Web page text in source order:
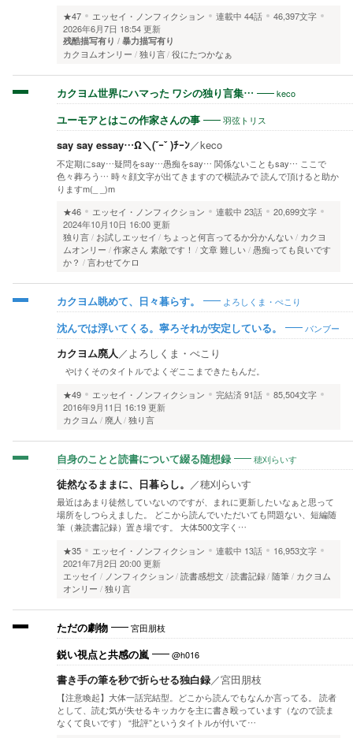
★47
エッセイ・ノンフィクション 連載中 44話
46,397文字
2026年6月7日 18:54 更新
残酷描写有り 暴力描写有り
カクヨムオンリー 独り言 役にたつかなぁ
カクヨム世界にハマった ワシの独り言集… keco
ユーモアとはこの作家さんの事 羽弦トリス
say say essay…Ω＼(ˇｰˇ )ﾁｰﾝ／keco
不定期にsay…疑問をsay…愚痴をsay… 関係ないこともsay… ここで
色々葬ろう… 時々顔文字が出てきますので横読みで 読んで頂けると助か
りますm(_ _)m
★46
エッセイ・ノンフィクション 連載中 23話
20,699文字
2024年10月10日 16:00 更新
独り言
お試しエッセイ ちょっと何言ってるか分かんない
カクヨ
ムオンリー
作家さん 素敵です！ 文章 難しい
愚痴っても良いです
か？
言わせてケロ
カクヨム眺めて、日々暮らす。 よろしくま・ぺこり
沈んでは浮いてくる。寧ろそれが安定している。 バンブー
カクヨム廃人／よろしくま・ぺこり
やけくそのタイトルでよくぞここまできたもんだ。
★49
エッセイ・ノンフィクション 完結済91話
85,504文字
2016年9月11日 16:19 更新
カクヨム
廃人 独り言
自身のことと読書について綴る随想録 穂刈らいす
徒然なるままに、日暮らし。 ／穂刈らいす
最近はあまり徒然していないのですが、まれに更新したいなぁと思って
場所をしつらえました。 どこから読んでいただいても問題ない、短編随
筆（兼読書記録）置き場です。 大体500文字く…
★35
エッセイ・ノンフィクション 連載中 13話
16,953文字
2021年7月2日 20:00 更新
エッセイ
ノンフィクション 読書感想文 読書記録 随筆
カクヨム
オンリー
独り言
ただの劇物 宮田朋枝
鋭い視点と共感の嵐 @h016
書き手の筆を秒で折らせる独白録／宮田朋枝
【注意喚起】大体一話完結型。どこから読んでもなんか言ってる。 読者
として、読む気が失せるキッカケを主に書き殴っています（なので読ま
なくて良いです） “批評”というタイトルが付いて…